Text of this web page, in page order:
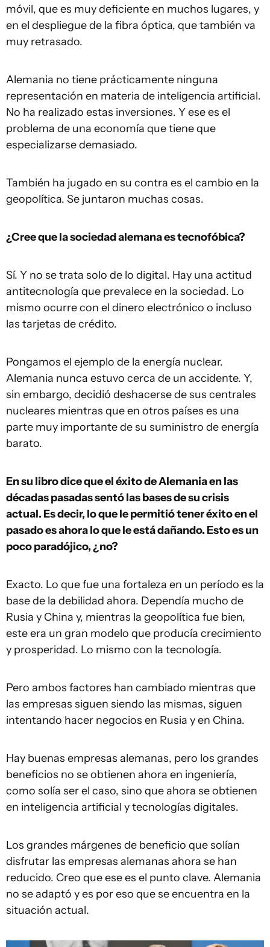
móvil, que es muy deficiente en muchos lugares, y
en el despliegue de la fibra óptica, que también va
muy retrasado.
Alemania no tiene prácticamente ninguna
representación en materia de inteligencia artificial.
No ha realizado estas inversiones. Y ese es el
problema de una economía que tiene que
especializarse demasiado.
También ha jugado en su contra es el cambio en la
geopolítica. Se juntaron muchas cosas.
¿Cree que la sociedad alemana es tecnofóbica?
Sí. Y no se trata solo de lo digital. Hay una actitud
antitecnología que prevalece en la sociedad. Lo
mismo ocurre con el dinero electrónico o incluso
las tarjetas de crédito.
Pongamos el ejemplo de la energía nuclear.
Alemania nunca estuvo cerca de un accidente. Y,
sin embargo, decidió deshacerse de sus centrales
nucleares mientras que en otros países es una
parte muy importante de su suministro de energía
barato.
En su libro dice que el éxito de Alemania en las
décadas pasadas sentó las bases de su crisis
actual. Es decir, lo que le permitió tener éxito en el
pasado es ahora lo que le está dañando. Esto es un
poco paradójico, ¿no?
Exacto. Lo que fue una fortaleza en un período es la
base de la debilidad ahora. Dependía mucho de
Rusia y China y, mientras la geopolítica fue bien,
este era un gran modelo que producía crecimiento
y prosperidad. Lo mismo con la tecnología.
Pero ambos factores han cambiado mientras que
las empresas siguen siendo las mismas, siguen
intentando hacer negocios en Rusia y en China.
Hay buenas empresas alemanas, pero los grandes
beneficios no se obtienen ahora en ingeniería,
como solía ser el caso, sino que ahora se obtienen
en inteligencia artificial y tecnologías digitales.
Los grandes márgenes de beneficio que solían
disfrutar las empresas alemanas ahora se han
reducido. Creo que ese es el punto clave. Alemania
no se adaptó y es por eso que se encuentra en la
situación actual.